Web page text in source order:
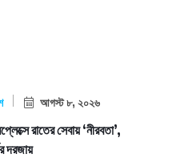
আগস্ট ৮, ২০২৬
রাতের সেবায় ‘নীরবতা’,
দরজায়